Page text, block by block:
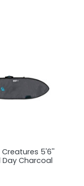
rapide
Creatures 5'6''
Day Charcoal